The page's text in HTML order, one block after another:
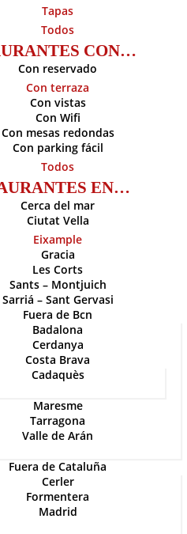
Tapas
Todos
CON…
Con reservado
Con terraza
Con vistas
Con Wifi
Con mesas redondas
Con parking fácil
Todos
EN…
Cerca del mar
Ciutat Vella
Eixample
Gracia
Les Corts
Sants – Montjuich
Sarriá – Sant Gervasi
Fuera de Bcn
Badalona
Cerdanya
Costa Brava
Cadaquès
Maresme
Tarragona
Valle de Arán
Fuera de Cataluña
Cerler
Formentera
Madrid